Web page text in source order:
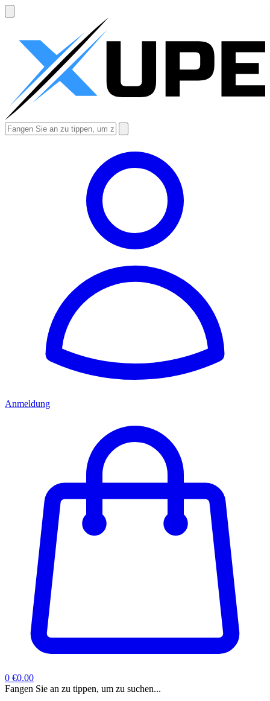
Anmeldung
0 €0.00
Fangen Sie an zu tippen, um zu suchen...